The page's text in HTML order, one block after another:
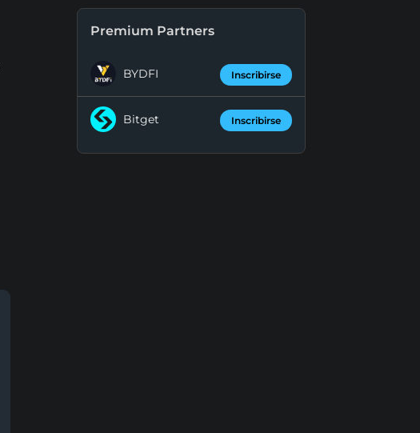
Premium Partners
BYDFI Inscribirse
Bitget Inscribirse